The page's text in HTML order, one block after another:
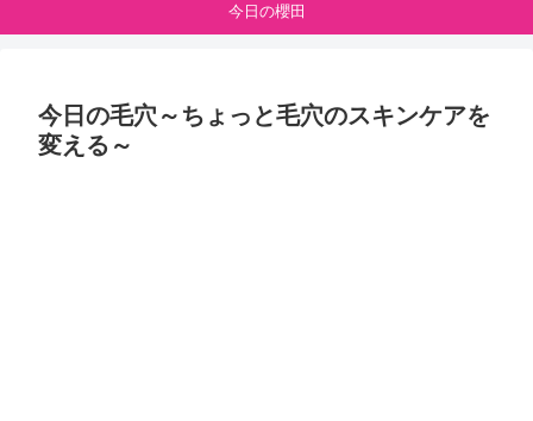
今日の櫻田
今日の毛穴～ちょっと毛穴のスキンケアを
変える～